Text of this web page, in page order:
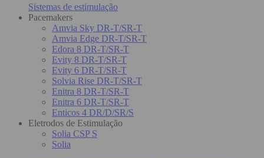
Sistemas de estimulação
Pacemakers
Amvia Sky DR-T/SR-T
Amvia Edge DR-T/SR-T
Edora 8 DR-T/SR-T
Evity 8 DR-T/SR-T
Evity 6 DR-T/SR-T
Solvia Rise DR-T/SR-T
Enitra 8 DR-T/SR-T
Enitra 6 DR-T/SR-T
Enticos 4 DR/D/SR/S
Eletrodos de Estimulação
Solia CSP S
Solia